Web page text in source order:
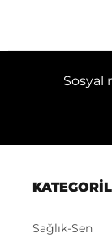
Sosyal
Sağlık-Sen